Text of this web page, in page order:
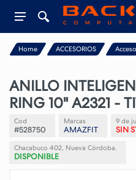
Home ACCESORIOS
ANILLO
RING 10" A2321 -
Cod
#528750
Marcas
AMAZFIT
9 de
SIN
Chacabuco 402, Nueva Córdoba.
DISPONIBLE